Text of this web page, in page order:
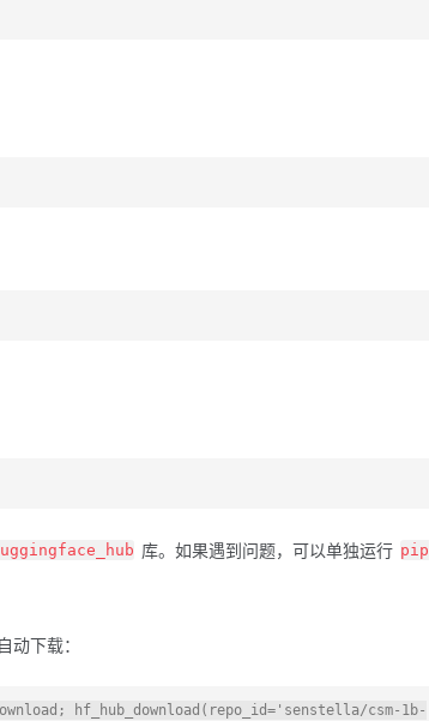
库。如果遇到问题，可以单独运行 pip
动下载：
hf_hub_download(repo_id='senstella/csm-1b-